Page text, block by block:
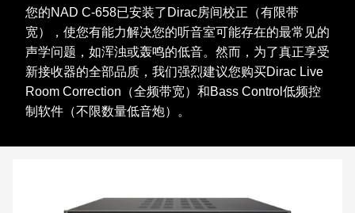
您的NAD C-658已安装了Dirac房间校正（有限带
宽），使您有能力解决您的听音室可能存在的最常见的
声学问题，如浑浊或轰鸣的低音。然而，为了真正享受
新接收器的全部品质，我们强烈建议您购买Dirac Live
Room Correction（全频带宽）和Bass Control低频控
制软件（不限数量低音炮）。